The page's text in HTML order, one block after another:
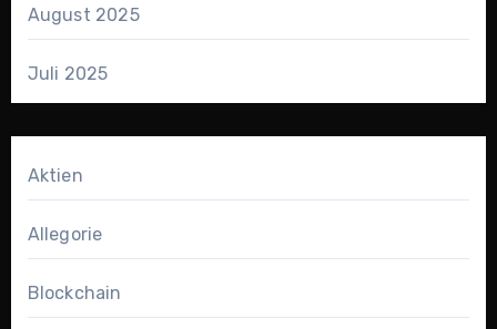
August 2025
Juli 2025
Aktien
Allegorie
Blockchain